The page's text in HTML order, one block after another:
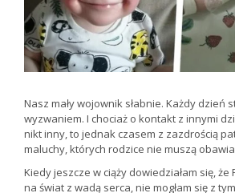
Nasz mały wojownik słabnie. Każdy dzień
wyzwaniem. I chociaż o kontakt z innymi
nikt inny, to jednak czasem z zazdrością
maluchy, których rodzice nie muszą
Kiedy jeszcze w ciąży dowiedziałam się,
na świat z wadą serca, nie mogłam się z